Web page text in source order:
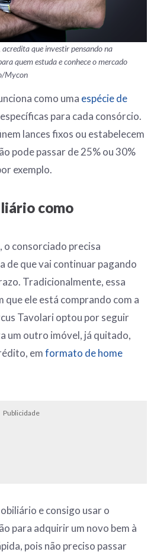
que investir pensando na
quem estuda e conhece o mercado
Mycon
como uma espécie de
para cada consórcio.
lances fixos ou estabelecem
pode passar de 25% ou 30%
exemplo.
como
o consorciado precisa
de que vai continuar pagando
Tradicionalmente, essa
que ele está comprando com a
Tavolari optou por seguir
um outro imóvel, já quitado,
emformato de home
Publicidade
e consigo usar o
para adquirir um novo bem à
pois não preciso passar